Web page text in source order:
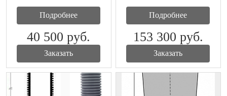
Подробнее
40 500 руб.
Заказать
Подробнее
153 300 руб.
Заказать